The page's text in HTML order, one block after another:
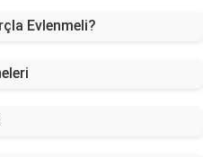
Evlenmeli?